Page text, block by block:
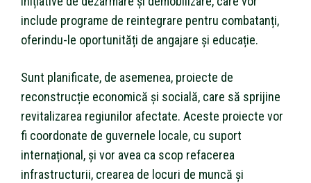
include programe de reintegrare pentru combatanți,
oferindu-le oportunități de angajare și educație.
Sunt planificate, de asemenea, proiecte de
reconstrucție economică și socială, care să sprijine
revitalizarea regiunilor afectate. Aceste proiecte vor
fi coordonate de guvernele locale, cu suport
internațional, și vor avea ca scop refacerea
infrastructurii, crearea de locuri de muncă și